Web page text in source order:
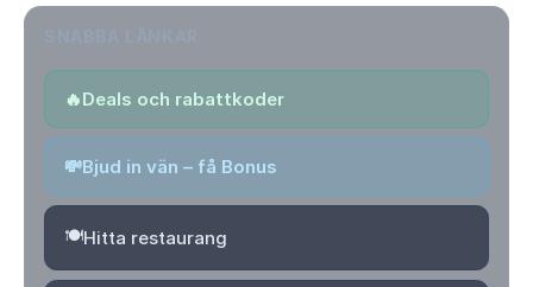
🔥Deals och rabattkoder
💸Bjud in vän – få Bonus
🍽️Hitta restaurang